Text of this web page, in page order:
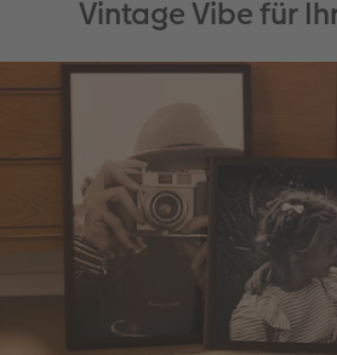
Vintage Vibe für